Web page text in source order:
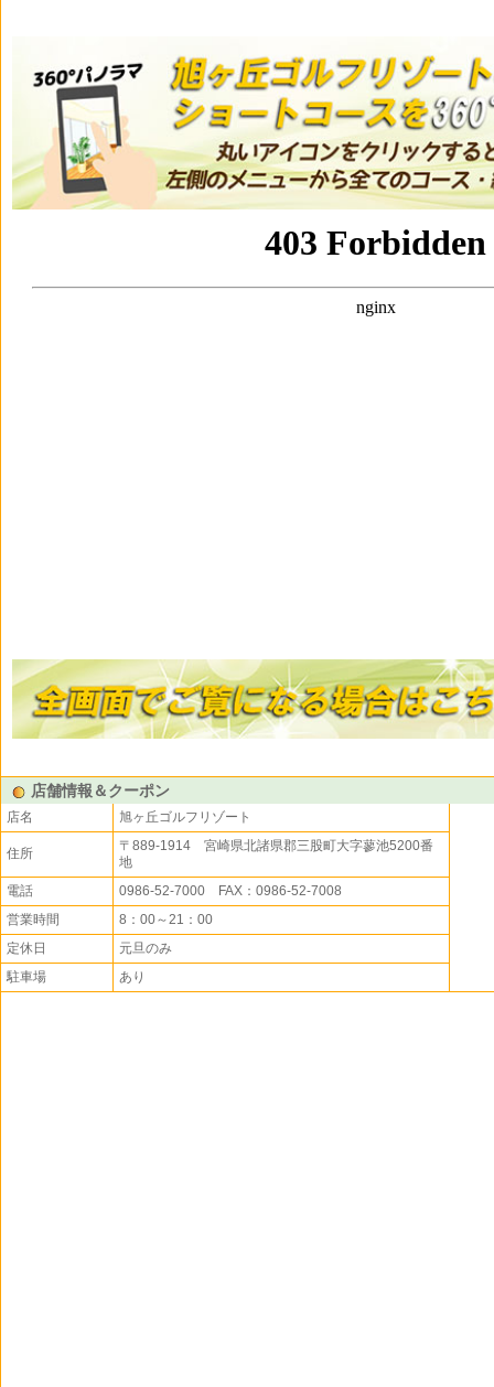
店舗情報＆クーポン
店名 旭ヶ丘ゴルフリゾート
住所
〒889-1914 宮崎県北諸県郡三股町大字蓼池5200番
地
電話
0986-52-7000 FAX：0986-52-7008
営業時間
8：00～21：00
定休日
元旦のみ
駐車場
あり